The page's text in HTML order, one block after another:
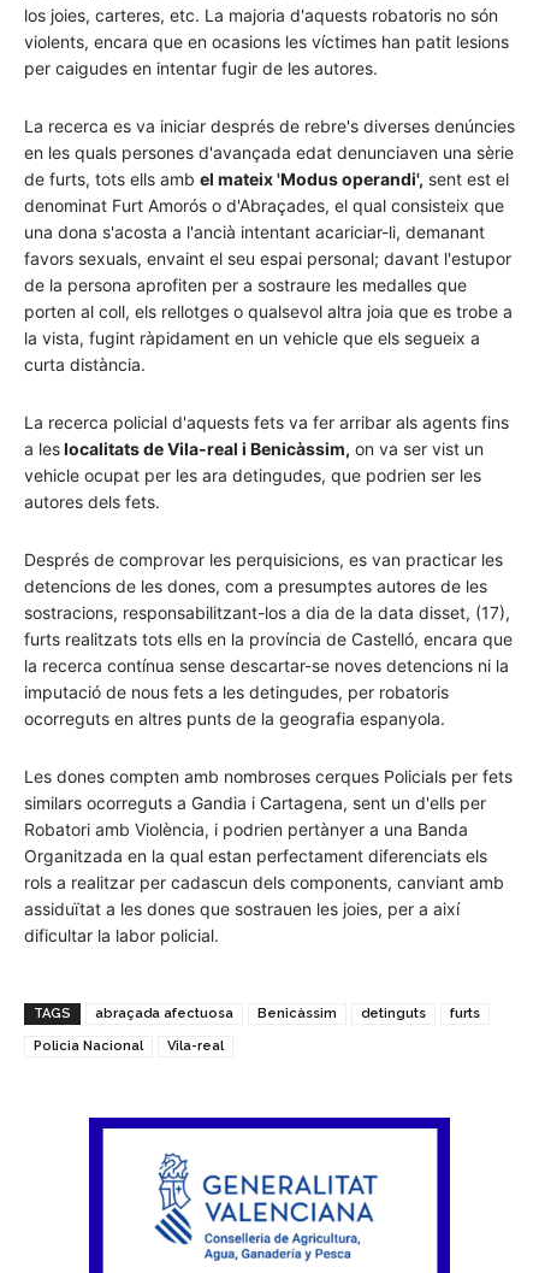
los joies, carteres, etc. La majoria d'aquests robatoris no són
violents, encara que en ocasions les víctimes han patit lesions
per caigudes en intentar fugir de les autores.
La recerca es va iniciar després de rebre's diverses denúncies
en les quals persones d'avançada edat denunciaven una sèrie
de furts, tots ells amb el mateix 'Modus operandi', sent est el
denominat Furt Amorós o d'Abraçades, el qual consisteix que
una dona s'acosta a l'ancià intentant acariciar-li, demanant
favors sexuals, envaint el seu espai personal; davant l'estupor
de la persona aprofiten per a sostraure les medalles que
porten al coll, els rellotges o qualsevol altra joia que es trobe a
la vista, fugint ràpidament en un vehicle que els segueix a
curta distància.
La recerca policial d'aquests fets va fer arribar als agents fins
a leslocalitats de Vila-real i Benicàssim, on va ser vist un
vehicle ocupat per les ara detingudes, que podrien ser les
autores dels fets.
Després de comprovar les perquisicions, es van practicar les
detencions de les dones, com a presumptes autores de les
sostracions, responsabilitzant-los a dia de la data disset, (17),
furts realitzats tots ells en la província de Castelló, encara que
la recerca contínua sense descartar-se noves detencions ni la
imputació de nous fets a les detingudes, per robatoris
ocorreguts en altres punts de la geografia espanyola.
Les dones compten amb nombroses cerques Policials per fets
similars ocorreguts a Gandia i Cartagena, sent un d'ells per
Robatori amb Violència, i podrien pertànyer a una Banda
Organitzada en la qual estan perfectament diferenciats els
rols a realitzar per cadascun dels components, canviant amb
assiduïtat a les dones que sostrauen les joies, per a així
dificultar la labor policial.
TAGS abraçada afectuosa Benicàssim detinguts furts
Policia Nacional Vila-real